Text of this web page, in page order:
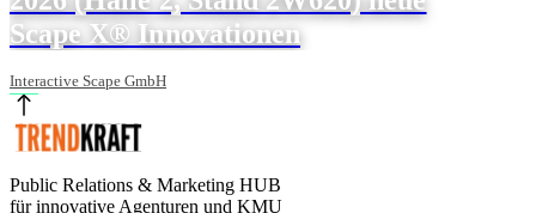
Scape X® Innovationen
Interactive Scape GmbH
Public Relations & Marketing HUB
für innovative Agenturen und KMU